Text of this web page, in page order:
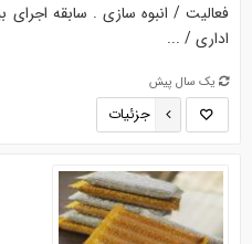
اداری / ...
یک سال پیش
جزئیات